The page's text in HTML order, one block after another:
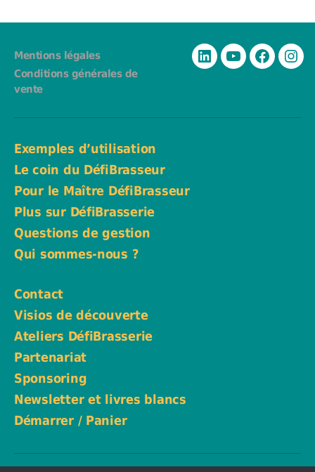
Mentions légales
Conditions générales de
vente
LinkedinYouTubeFacebook
Exemples d’utilisation
Le coin du DéfiBrasseur
Pour le Maître DéfiBrasseur
Plus sur DéfiBrasserie
Questions de gestion
Qui sommes-nous ?
Contact
Visios de découverte
Ateliers DéfiBrasserie
Partenariat
Sponsoring
Newsletter et livres blancs
Démarrer / Panier